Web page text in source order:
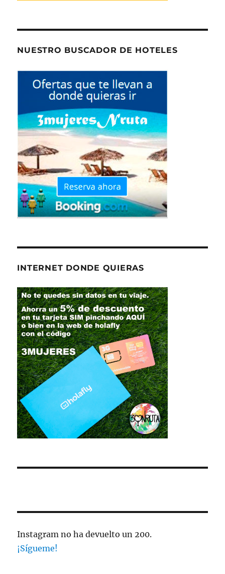
NUESTRO BUSCADOR DE HOTELES
INTERNET DONDE QUIERAS
Instagram no ha devuelto un 200.
¡Sígueme!